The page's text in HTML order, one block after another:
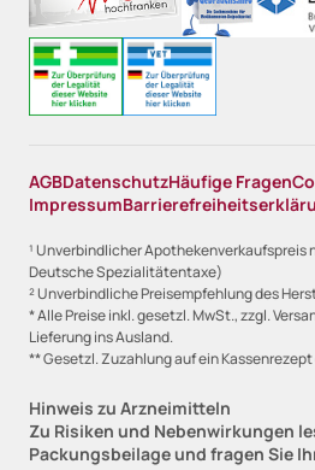
AGBDatenschutzHäufige Fragen
Impressum
¹ Unverbindlicher Apothekenverkaufspreis
Deutsche Spezialitätentaxe)
² Unverbindliche Preisempfehlung des
* Alle Preise inkl. gesetzl. MwSt., zzgl.
Lieferung ins Ausland.
** Gesetzl. Zuzahlung auf ein
Hinweis zu Arzneimitteln
Zu Risiken und Nebenwirkungen
Packungsbeilage und fragen Sie